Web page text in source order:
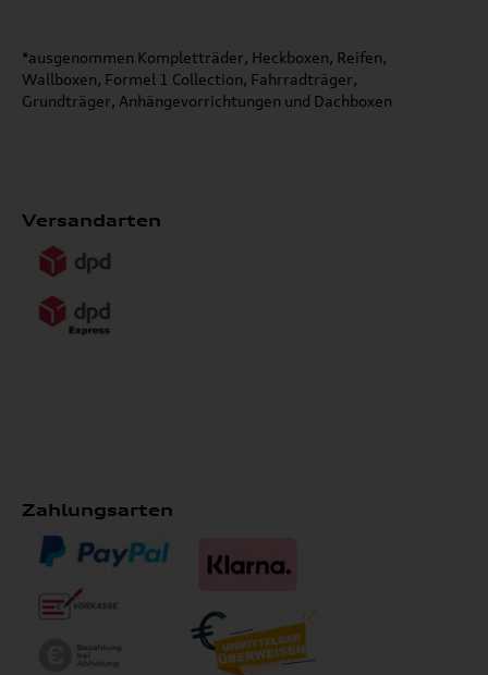
*ausgenommen Kompletträder, Heckboxen, Reifen,
Wallboxen, Formel 1 Collection, Fahrradträger,
Grundträger, Anhängevorrichtungen und Dachboxen
Versandarten
Zahlungsarten